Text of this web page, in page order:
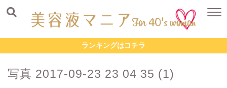
ランキングはコチラ
写真 2017-09-23 23 04 35 (1)